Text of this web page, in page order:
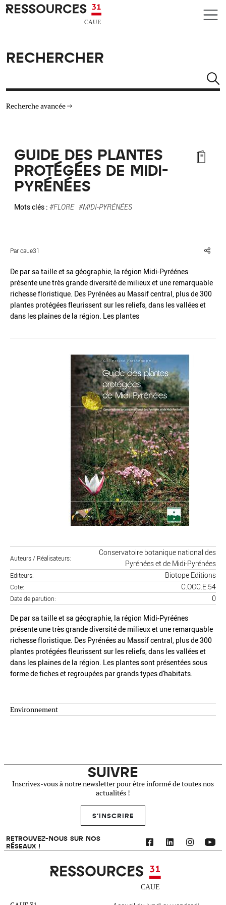
Aller au contenu principal
CAUE RESSOURCES 31
RECHERCHER
Recherche avancée
TYPE DE RESSOURCES
MATÉRIAUX
Réinitialiser Fermer la recherche avancée
GUIDE DES PLANTES
PROTÉGÉES DE MIDI-
PYRÉNÉES
Mots clés : #FLORE #MIDI-PYRÉNÉES
Environnement
Par caue31
De par sa taille et sa géographie, la région Midi-Pyréénes
présente une très grande diversité de milieux et une remarquable
richesse floristique. Des Pyrénées au Massif central, plus de 300
plantes protégées fleurissent sur les reliefs, dans les vallées et
dans les plaines de la région. Les plantes
Auteurs / Réalisateurs
Conservatoire botanique national des
Pyrénées et de Midi-Pyrénées
Editeurs Biotope Editions
Cote C.OCC.E.54
Date de parution 0
De par sa taille et sa géographie, la région Midi-Pyréénes
présente une très grande diversité de milieux et une remarquable
richesse floristique. Des Pyrénées au Massif central, plus de 300
plantes protégées fleurissent sur les reliefs, dans les vallées et
dans les plaines de la région. Les plantes sont présentées sous
forme de fiches et regroupées par grands types d'habitats.
SUIVRE
Inscrivez-vous à notre newsletter pour être informé de toutes nos
actualités !
S'INSCRIRE
RETROUVEZ-NOUS SUR NOS
RÉSEAUX !
Ressources 31